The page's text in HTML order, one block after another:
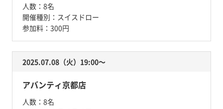
人数： 8名
開催種別： スイスドロー
参加料： 300円
2025.07.08（火）19:00〜
アバンティ京都店
人数： 8名